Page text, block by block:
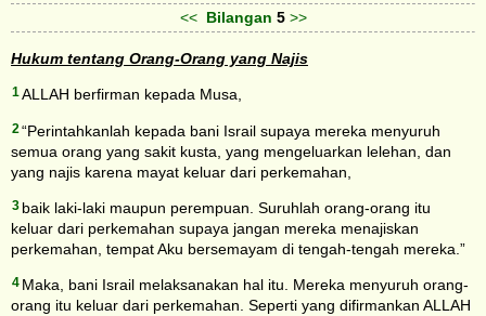
<< Bilangan 5 >>
Hukum tentang Orang-Orang yang Najis
1 ALLAH berfirman kepada Musa,
2 “Perintahkanlah kepada bani Israil supaya mereka menyuruh
semua orang yang sakit kusta, yang mengeluarkan lelehan, dan
yang najis karena mayat keluar dari perkemahan,
3 baik laki-laki maupun perempuan. Suruhlah orang-orang itu
keluar dari perkemahan supaya jangan mereka menajiskan
perkemahan, tempat Aku bersemayam di tengah-tengah mereka.”
4 Maka, bani Israil melaksanakan hal itu. Mereka menyuruh orang-
orang itu keluar dari perkemahan. Seperti yang difirmankan ALLAH